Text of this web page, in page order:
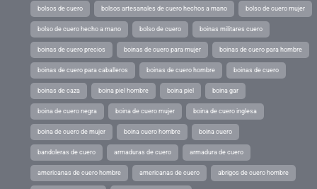
bolsos de cuero bolsos artesanales de cuero hechos a mano bolso de cuero mujer
bolso de cuero hecho a mano bolso de cuero boinas militares cuero
boinas de cuero precios boinas de cuero para mujer boinas de cuero para hombre
boinas de cuero para caballeros boinas de cuero hombre boinas de cuero
boinas de caza boina piel hombre boina piel boina gar
boina de cuero negra boina de cuero mujer boina de cuero inglesa
boina de cuero de mujer boina cuero hombre boina cuero
bandoleras de cuero armaduras de cuero armadura de cuero
americanas de cuero hombre americanas de cuero abrigos de cuero hombre